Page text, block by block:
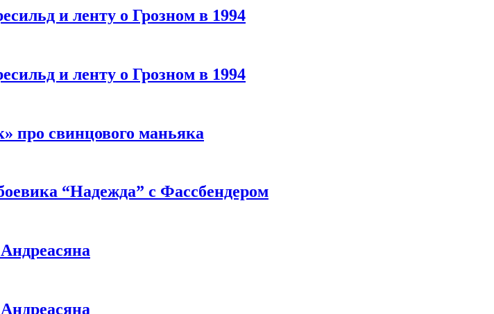
и ленту о Грозном в 1994
и ленту о Грозном в 1994
про свинцового маньяка
“Надежда” с Фассбендером